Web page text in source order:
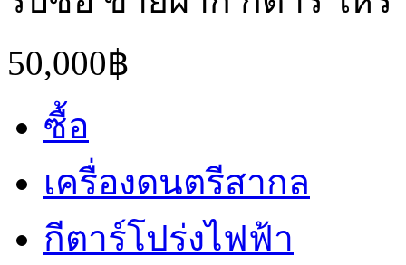
50,000฿
ซื้อ
เครื่องดนตรีสากล
กีตาร์โปร่งไฟฟ้า